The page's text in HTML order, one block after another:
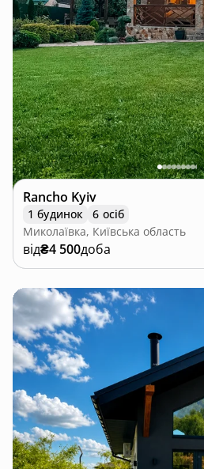
Rancho Kyiv
1 будинок
6 осіб
Миколаївка, Київська область
від₴4 500доба